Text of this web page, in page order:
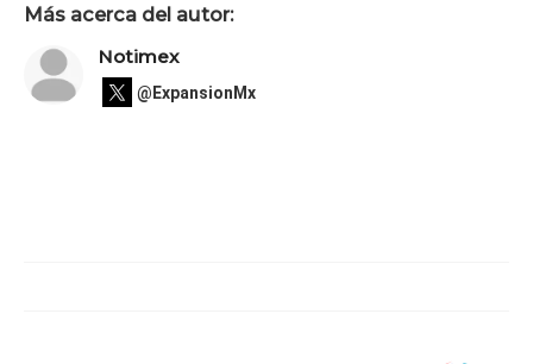
Más acerca del autor:
Notimex
@ExpansionMx